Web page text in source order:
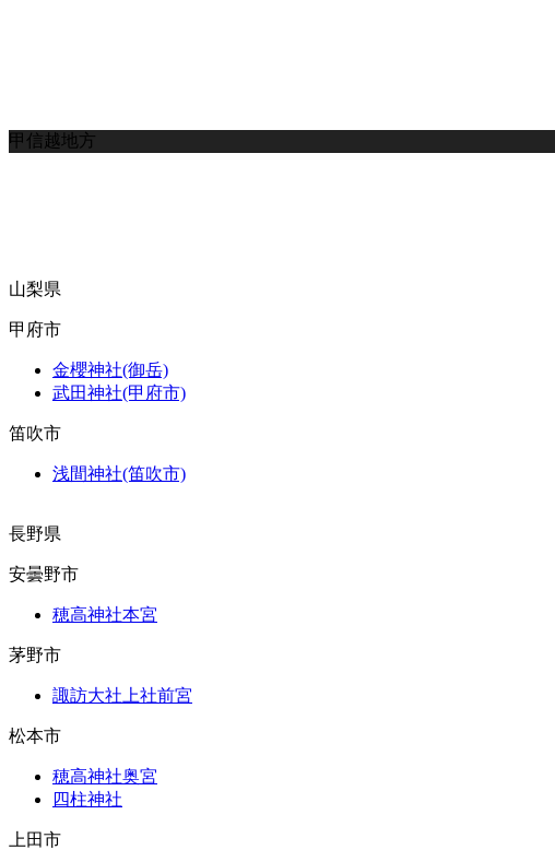
甲信越地方
山梨県
甲府市
金櫻神社(御岳)
武田神社(甲府市)
笛吹市
浅間神社(笛吹市)
長野県
安曇野市
穂高神社本宮
茅野市
諏訪大社上社前宮
松本市
穂高神社奥宮
四柱神社
上田市